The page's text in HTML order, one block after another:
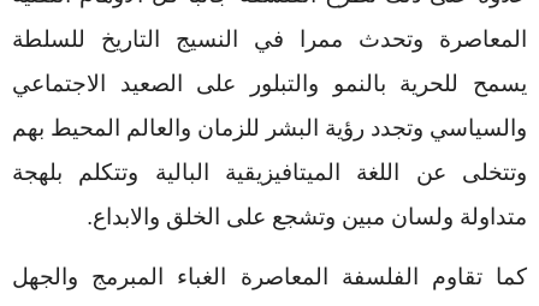
المعاصرة وتحدث ممرا في النسيج التاريخ للسلطة
يسمح للحرية بالنمو والتبلور على الصعيد الاجتماعي
والسياسي وتجدد رؤية البشر للزمان والعالم المحيط بهم
وتتخلى عن اللغة الميتافيزيقية البالية وتتكلم بلهجة
متداولة ولسان مبين وتشجع على الخلق والابداع.
كما تقاوم الفلسفة المعاصرة الغباء المبرمج والجهل